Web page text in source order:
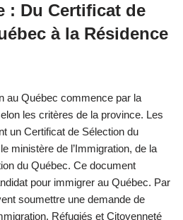
: Du Certificat de
à la Résidence
au Québec commence par la
les critères de la province. Les
un Certificat de Sélection du
ministère de l’Immigration, de la
du Québec. Ce document
pour immigrer au Québec. Par
soumettre une demande de
Réfugiés et Citoyenneté